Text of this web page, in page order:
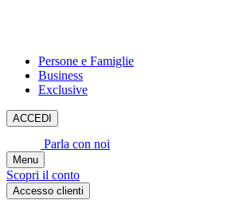
Persone e Famiglie
Business
Exclusive
ACCEDI
Parla con noi
Menu
Scopri il conto
Accesso clienti